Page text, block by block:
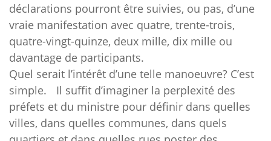
déclarations pourront être suivies, ou pas, d’une
vraie manifestation avec quatre, trente-trois,
quatre-vingt-quinze, deux mille, dix mille ou
davantage de participants.
Quel serait l’intérêt d’une telle manoeuvre? C’est
simple. Il suffit d’imaginer la perplexité des
préfets et du ministre pour définir dans quelles
villes, dans quelles communes, dans quels